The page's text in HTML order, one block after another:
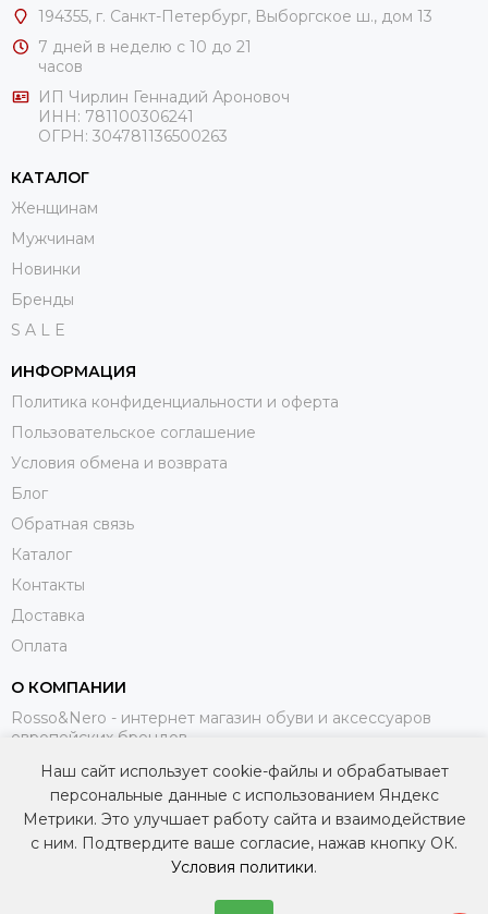
194355, г. Санкт-Петербург, Выборгское ш., дом 13
7 дней в неделю с 10 до 21
часов
ИП Чирлин Геннадий Ароновоч
ИНН: 781100306241
ОГРН: 304781136500263
КАТАЛОГ
Женщинам
Мужчинам
Новинки
Бренды
S A L E
ИНФОРМАЦИЯ
Политика конфиденциальности и оферта
Пользовательское соглашение
Условия обмена и возврата
Блог
Обратная связь
Каталог
Контакты
Доставка
Оплата
О КОМПАНИИ
Rosso&Nero - интернет магазин обуви и аксессуаров
европейских брендов.
МЫ В СОЦИАЛЬНЫХ СЕТЯХ
Наш сайт использует cookie-файлы и обрабатывает
персональные данные с использованием Яндекс
Метрики. Это улучшает работу сайта и взаимодействие
с ним. Подтвердите ваше согласие, нажав кнопку ОК.
Условия политики.